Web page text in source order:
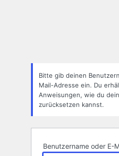
Bitte gib deinen
Mail-Adresse ein. Du
Anweisungen, wie du
zurücksetzen kannst.
Benutzername oder E-